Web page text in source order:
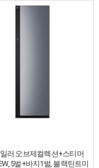
러 오브제컬렉션+스티머
5벌+바지1벌, 블랙틴트미